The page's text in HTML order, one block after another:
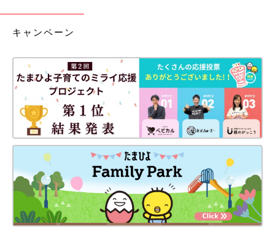
キャンペーン